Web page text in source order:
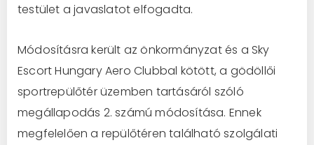
testület a javaslatot elfogadta.
Módosításra került az önkormányzat és a Sky
Escort Hungary Aero Clubbal kötött, a gödöllői
sportrepülőtér üzemben tartásáról szóló
megállapodás 2. számú módosítása. Ennek
megfelelően a repülőtéren található szolgálati